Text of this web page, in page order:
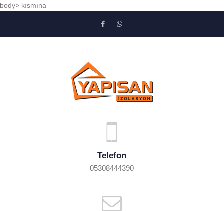
body> kısmına
Telefon
05308444390